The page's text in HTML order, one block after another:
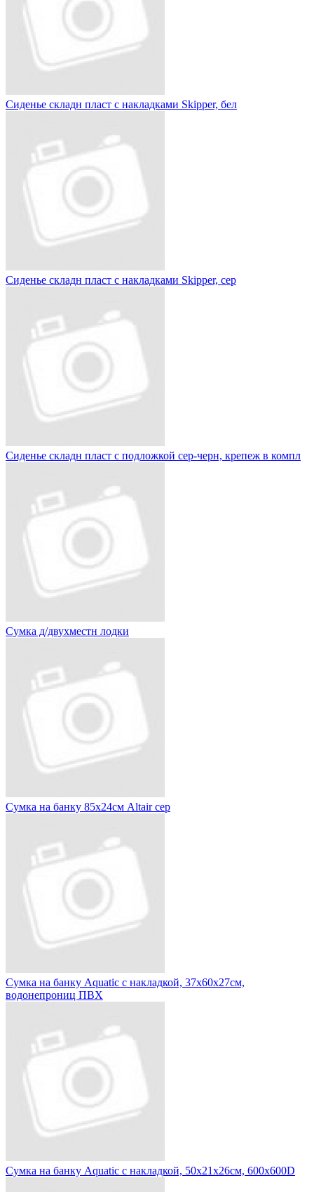
Сиденье складн пласт с накладками Skipper, бел
Сиденье складн пласт с накладками Skipper, сер
Сиденье складн пласт с подложкой сер-черн, крепеж в компл
Сумка д/двухместн лодки
Сумка на банку 85х24см Altair сер
Сумка на банку Aquatic с накладкой, 37х60х27см,
водонепрониц ПВХ
Сумка на банку Aquatic с накладкой, 50х21х26см, 600х600D